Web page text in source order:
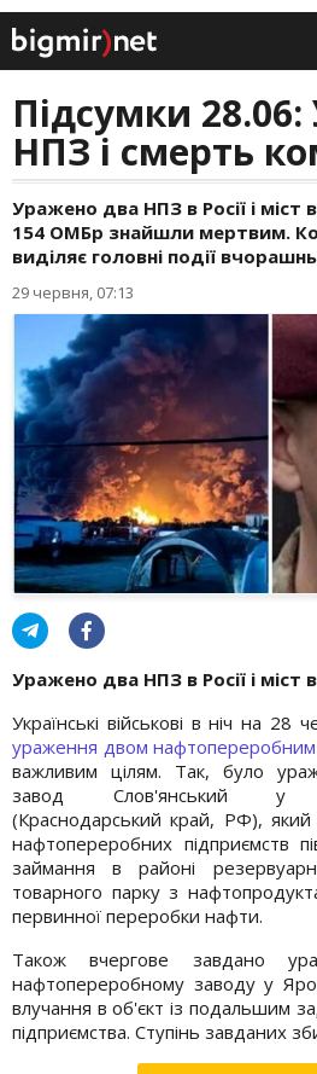
Підсумки
НПЗ і смерть
Уражено два НПЗ в Росії і
154 ОМБр знайшли мертвим.
виділяє головні події
29 червня, 07:13
Уражено два НПЗ в Росії і
Українські військові в ніч на 28
ураження двом
важливим цілям. Так, було
завод Слов'янський у
(Краснодарський край, РФ),
нафтопереробних підприємств
займання в районі
товарного парку з
первинної переробки нафти.
Також вчергове завдано
нафтопереробному заводу у
влучання в об'єкт із подальшим
підприємства. Ступінь завданих